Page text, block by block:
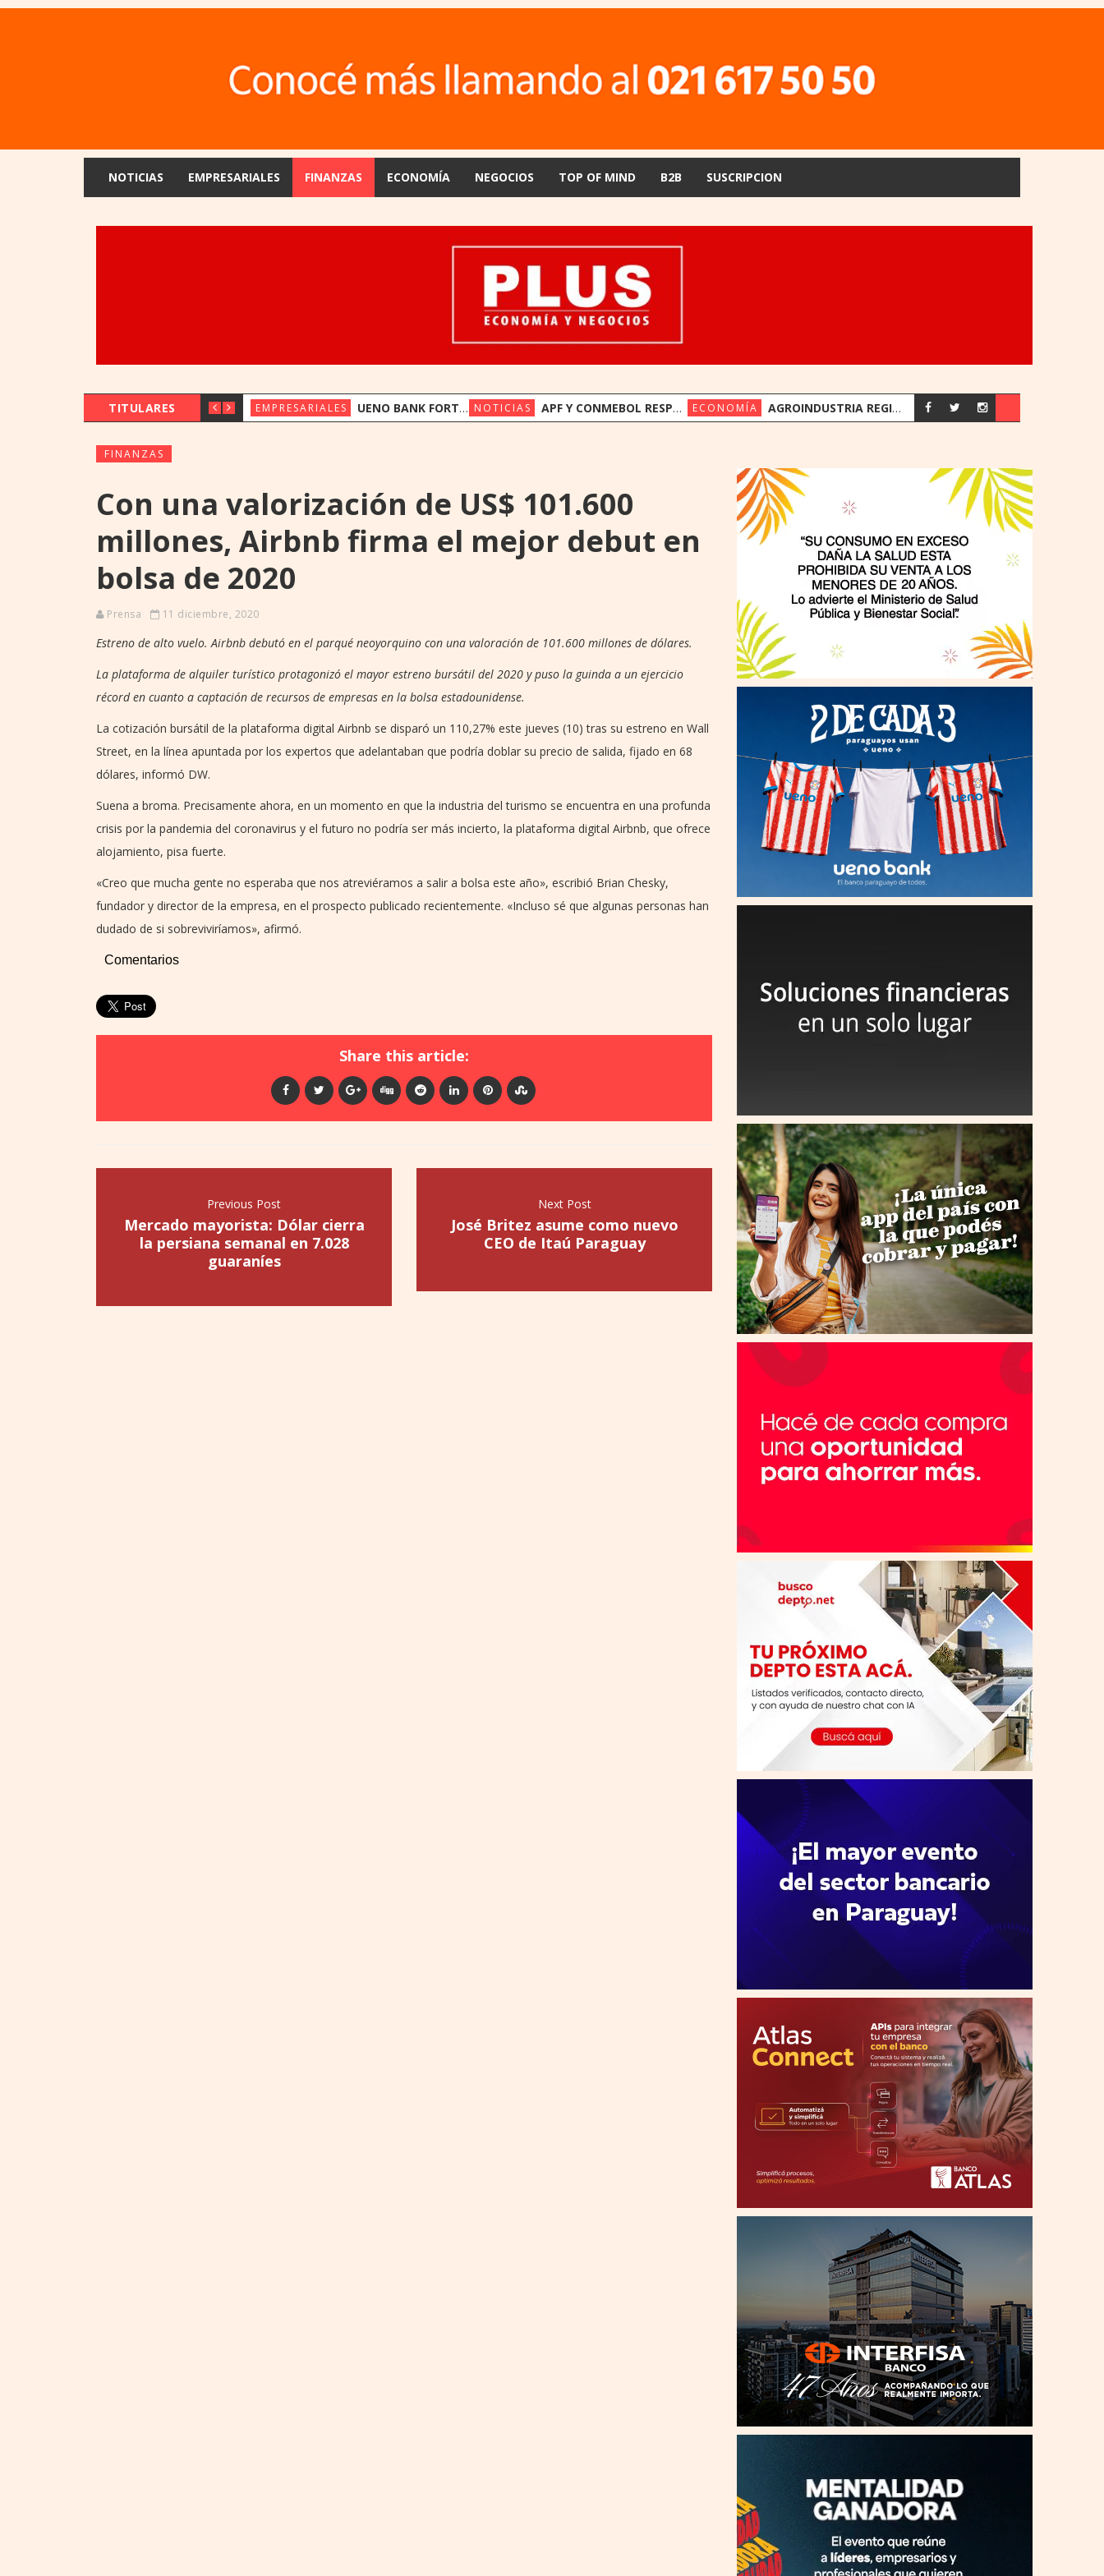
NOTICIAS EMPRESARIALES FINANZAS ECONOMÍA NEGOCIOS TOP OF MIND B2B SUSCRIPCION
TITULARES EMPRESARIALES UENO BANK FORTALECE SU FONDEO INTERNACIONAL CON US$ 17,5 MILLONES DE TRIODOS BANK Y GAWA CAPITAL NOTICIAS APF Y CONMEBOL RESPALDAN A LA FIFA Y LLAMAN A PRESERVAR LA INSTITUCIONALIDAD ECONOMÍA AGROINDUSTRIA REGISTRA SU MEJOR PRIMER SEMESTRE DESDE 2018
FINANZAS
Con una valorización de US$ 101.600
millones, Airbnb firma el mejor debut en
bolsa de 2020
Prensa 11 diciembre, 2020
Estreno de alto vuelo. Airbnb debutó en el parqué neoyorquino con una valoración de 101.600 millones de dólares.
La plataforma de alquiler turístico protagonizó el mayor estreno bursátil del 2020 y puso la guinda a un ejercicio
récord en cuanto a captación de recursos de empresas en la bolsa estadounidense.
La cotización bursátil de la plataforma digital Airbnb se disparó un 110,27% este jueves (10) tras su estreno en Wall
Street, en la línea apuntada por los expertos que adelantaban que podría doblar su precio de salida, fijado en 68
dólares, informó DW.
Suena a broma. Precisamente ahora, en un momento en que la industria del turismo se encuentra en una profunda
crisis por la pandemia del coronavirus y el futuro no podría ser más incierto, la plataforma digital Airbnb, que ofrece
alojamiento, pisa fuerte.
«Creo que mucha gente no esperaba que nos atreviéramos a salir a bolsa este año», escribió Brian Chesky,
fundador y director de la empresa, en el prospecto publicado recientemente. «Incluso sé que algunas personas han
dudado de si sobreviviríamos», afirmó.
Comentarios
Share this article:
Previous Post
Mercado mayorista: Dólar cierra
la persiana semanal en 7.028
guaraníes
Next Post
José Britez asume como nuevo
CEO de Itaú Paraguay